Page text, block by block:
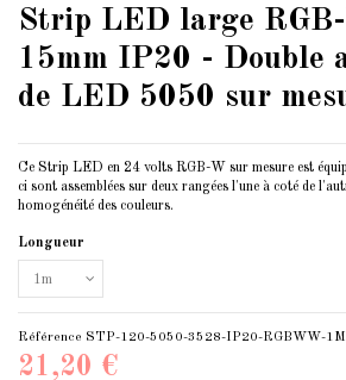
Strip LED large
15mm IP20 - Double
de LED 5050 sur
Ce Strip LED en 24 volts RGB-W sur mesure est
ci sont assemblées sur deux rangées l'une à coté de
homogénéité des couleurs.
Longueur
Référence STP-120-5050-3528-IP20-RGBWW-1M
21,20 €